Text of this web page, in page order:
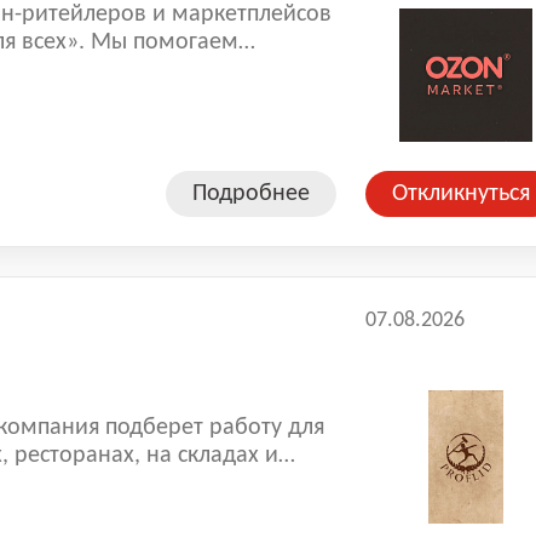
ритейлеров и маркетплейсов
всех». Мы помогаем
курьеры и
вы становитесь частью
атмосфера. Ozon
Подробнее Откликнуться
подберет работу для
на складах и
07.08.2026